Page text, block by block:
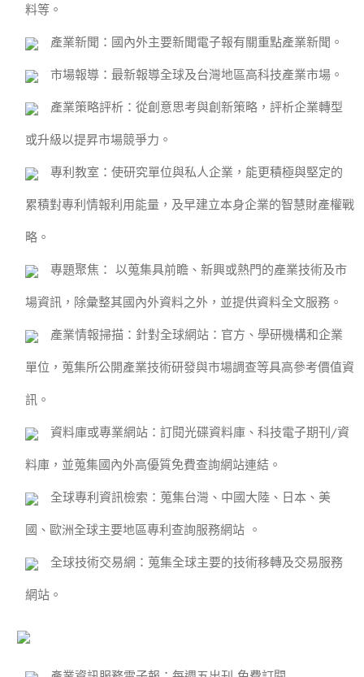
料等。
產業新聞 ：國內外主要新聞電子報有關重點產業新聞。
市場報導 ：最新報導全球及台灣地區高科技產業市場。
產業策略評析 ：從創意思考與創新策略，評析企業轉型
或升級以提昇市場競爭力。
專利教室 ：使研究單位與私人企業，能更積極與堅定的
累積對專利情報利用能量，及早建立本身企業的智慧財產權戰
略。
專題聚焦 ： 以蒐集具前瞻、新興或熱門的產業技術及市
場資訊，除彙整其國內外資料之外，並提供資料全文服務。
產業情報掃描 ：針對全球網站：官方、學研機構和企業
單位，蒐集所公開產業技術研發與市場調查等具高參考價值資
訊。
資料庫或專業網站 ：訂閱光碟資料庫、科技電子期刊/資
料庫，並蒐集國內外高優質免費查詢網站連結。
全球專利資訊檢索： 蒐集台灣、中國大陸、日本、美
國、歐洲全球主要地區專利查詢服務網站 。
全球技術交易網 ：蒐集全球主要的技術移轉及交易服務
網站。